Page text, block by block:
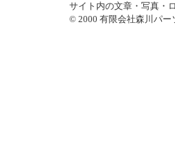
サイト内の文章・写真・
© 2000 有限会社森川パー